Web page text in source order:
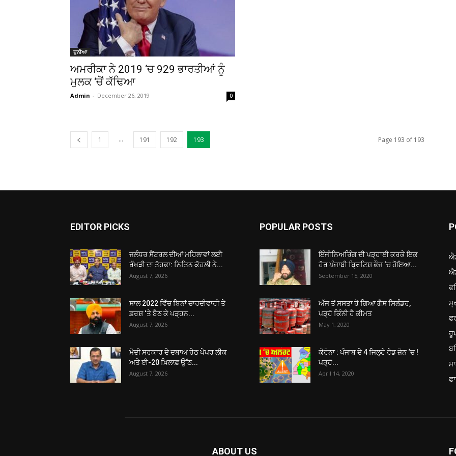
ਦੁਨੀਆ
ਅਮਰੀਕਾ ਨੇ 2019 ‘ਚ 929 ਭਾਰਤੀਆਂ ਨੂੰ
ਮੁਲਕ ‘ਚੋਂ ਕੱਢਿਆ
Admin - December 26, 2019 0
1 ... 191 192 193 Page 193 of 193
EDITOR PICKS
ਜਲੰਧਰ ਸੈਂਟਰਲ ਦੀਆਂ ਮਹਿਲਾਵਾਂ ਲਈ
ਰੱਖੜੀ ਦਾ ਤੋਹਫ਼ਾ: ਨਿਤਿਨ ਕੋਹਲੀ ਨੇ...
August 7, 2026
ਸਾਲ 2022 ਵਿੱਚ ਬਿਨਾਂ ਚਾਰਦੀਵਾਰੀ ਤੇ
ਫ਼ਰਸ਼ ‘ਤੇ ਬੈਠ ਕੇ ਪੜ੍ਹਨ...
August 7, 2026
ਮੋਦੀ ਸਰਕਾਰ ਦੇ ਦਬਾਅ ਹੇਠ ਪੇਪਰ ਲੀਕ
ਅਤੇ ਈ-20 ਖ਼ਿਲਾਫ਼ ਉੱਠ...
August 7, 2026
POPULAR POSTS
ਇੰਜੀਨਿਅਰਿੰਗ ਦੀ ਪੜ੍ਹਾਈ ਕਰਕੇ ਇਕ
ਹੋਰ ਪੰਜਾਬੀ ਬ੍ਰਿਟਿਸ਼ ਫੌਜ ‘ਚ ਹੋਇਆ...
September 15, 2020
ਅੱਜ ਤੋਂ ਸਸਤਾ ਹੋ ਗਿਆ ਗੈਸ ਸਿਲੰਡਰ,
ਪੜ੍ਹੋ ਕਿੰਨੀ ਹੈ ਕੀਮਤ
May 1, 2020
ਕੋਰੋਨਾ : ਪੰਜਾਬ ਦੇ 4 ਜਿਲ੍ਹੇ ਰੇਡ ਜ਼ੋਨ ‘ਚ !
ਪੜ੍ਹੋ...
April 14, 2020
ABOUT US